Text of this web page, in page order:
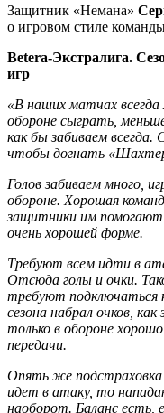
Защитник «Немана»
о игровом стиле
Betera-Экстралига.
игр
«В наших матчах
обороне сыграть,
как бы забиваем всегда.
чтобы догнать
Голов забиваем много,
обороне. Хорошая
защитники им
очень хорошей форме.
Требуют всем идти в
Отсюда голы и очки.
требуют подключаться
сезона набрал очков,
только в обороне
передачи.
Опять же
идет в атаку, то
наоборот. Баланс есть,